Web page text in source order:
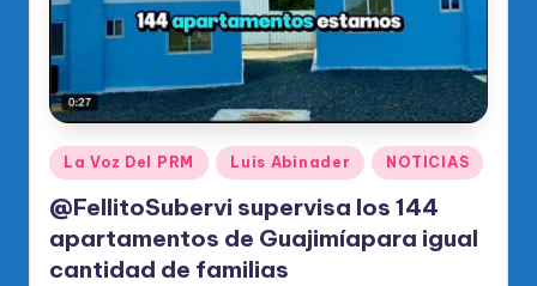
Publicado
en
La Voz Del PRM Luis Abinader NOTICIAS
@FellitoSubervi supervisa los 144
apartamentos de Guajimíapara igual
cantidad de familias